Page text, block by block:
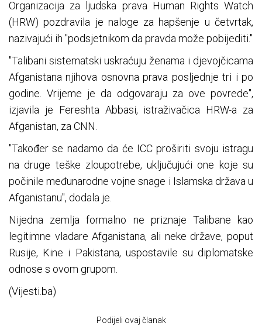
Organizacija za ljudska prava Human Rights Watch
(HRW) pozdravila je naloge za hapšenje u četvrtak,
nazivajući ih "podsjetnikom da pravda može pobijediti."
"Talibani sistematski uskraćuju ženama i djevojčicama
Afganistana njihova osnovna prava posljednje tri i po
godine. Vrijeme je da odgovaraju za ove povrede",
izjavila je Fereshta Abbasi, istraživačica HRW-a za
Afganistan, za CNN.
"Također se nadamo da će ICC proširiti svoju istragu
na druge teške zloupotrebe, uključujući one koje su
počinile međunarodne vojne snage i Islamska država u
Afganistanu", dodala je.
Nijedna zemlja formalno ne priznaje Talibane kao
legitimne vladare Afganistana, ali neke države, poput
Rusije, Kine i Pakistana, uspostavile su diplomatske
odnose s ovom grupom.
(Vijesti.ba)
Podijeli ovaj članak